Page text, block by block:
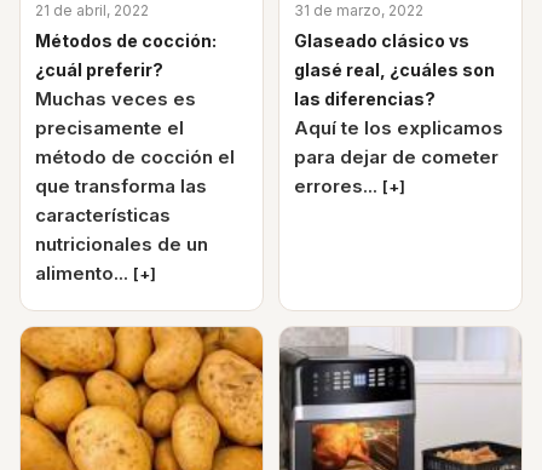
21 de abril, 2022
Métodos de cocción:
¿cuál preferir?
Muchas veces es
precisamente el
método de cocción el
que transforma las
características
nutricionales de un
alimento... [+]
31 de marzo, 2022
Glaseado clásico vs
glasé real, ¿cuáles son
las diferencias?
Aquí te los explicamos
para dejar de cometer
errores... [+]